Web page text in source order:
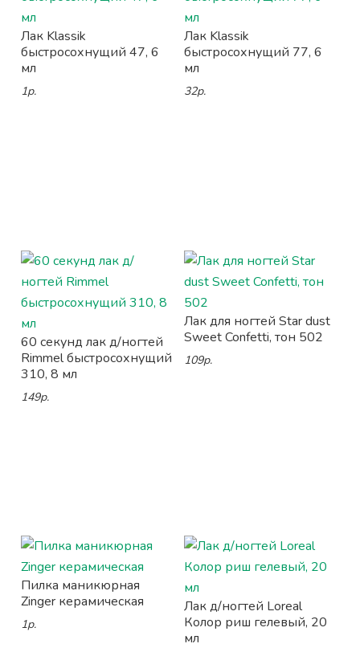
Лак Klassik
быстросохнущий 47, 6
мл
1р.
Лак Klassik
быстросохнущий 77, 6
мл
32р.
60 секунд лак д/ногтей
Rimmel быстросохнущий
310, 8 мл
149р.
Лак для ногтей Star dust
Sweet Confetti, тон 502
109р.
Пилка маникюрная
Zinger керамическая
1р.
Лак д/ногтей Loreal
Колор риш гелевый, 20
мл